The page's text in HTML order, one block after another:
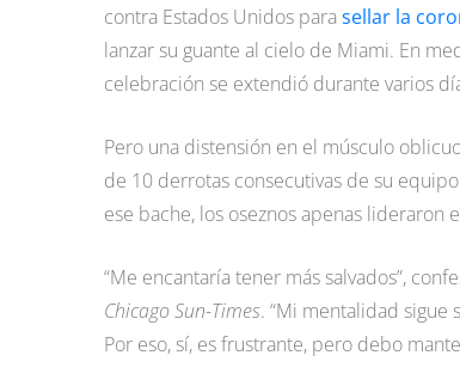
contra Estados Unidos parasellar la
lanzar su guante al cielo de Miami. En
celebración se extendió durante varios
Pero una distensión en el músculo
de 10 derrotas consecutivas de su
ese bache, los oseznos apenas
“Me encantaría tener más salvados”,
Chicago Sun-Times. “Mi mentalidad sigue
Por eso, sí, es frustrante, pero debo